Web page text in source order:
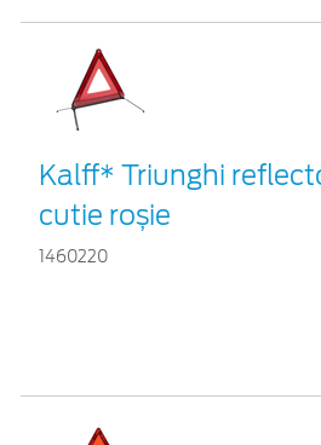
Kalff* Triunghi
cutie roșie
1460220